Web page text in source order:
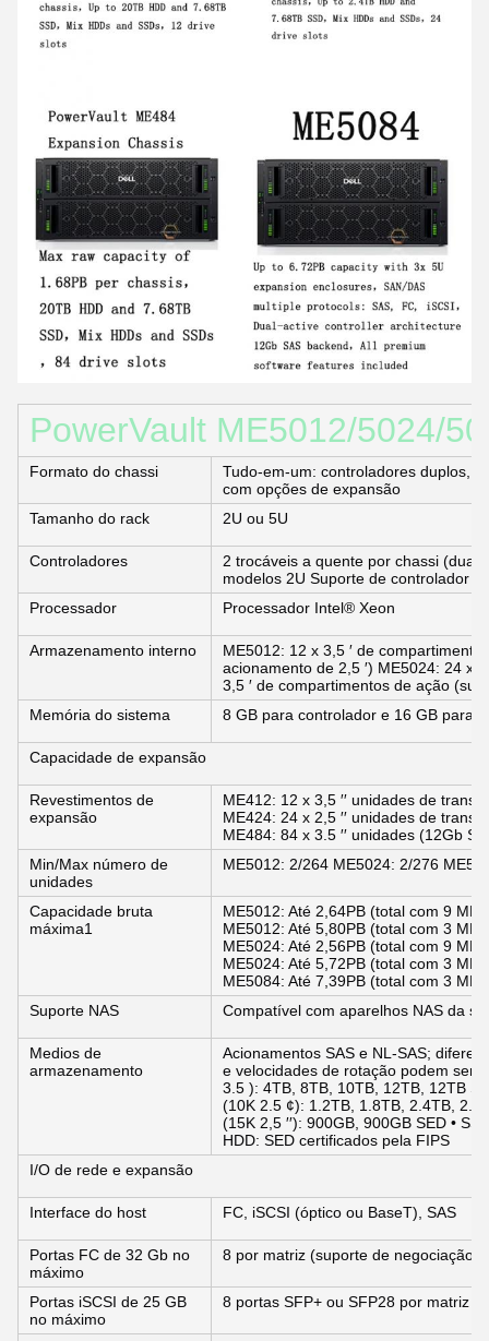
PowerVault ME5012/5024/
Formato do chassi
Tudo-em-um: controladores duplos,
com opções de expansão
Tamanho do rack
2U ou 5U
Controladores
2 trocáveis a quente por chassi
modelos 2U Suporte de controlador
Processador
Processador Intel® Xeon
Armazenamento interno
ME5012: 12 x 3,5 ′ de
acionamento de 2,5 ′) ME5024: 24 x
3,5 ′ de compartimentos de ação
Memória do sistema
8 GB para controlador e 16 GB para
Capacidade de expansão
Revestimentos de
expansão
ME412: 12 x 3,5 ′′ unidades de
ME424: 24 x 2,5 ′′ unidades de
ME484: 84 x 3.5 ′′ unidades (12Gb
Min/Max número de
unidades
ME5012: 2/264 ME5024: 2/276
Capacidade bruta
máxima1
ME5012: Até 2,64PB (total com 9
ME5012: Até 5,80PB (total com 3
ME5024: Até 2,56PB (total com 9
ME5024: Até 5,72PB (total com 3
ME5084: Até 7,39PB (total com 3
Suporte NAS
Compatível com aparelhos NAS da
Medios de
armazenamento
Acionamentos SAS e NL-SAS;
e velocidades de rotação podem ser
3.5 ): 4TB, 8TB, 10TB, 12TB, 12TB
(10K 2.5 ¢): 1.2TB, 1.8TB, 2.4TB,
(15K 2,5 ′′): 900GB, 900GB SED •
HDD: SED certificados pela FIPS
I/O de rede e expansão
Interface do host FC, iSCSI (óptico ou BaseT), SAS
Portas FC de 32 Gb no
máximo
8 por matriz (suporte de negociação
Portas iSCSI de 25 GB
no máximo
8 portas SFP+ ou SFP28 por matriz